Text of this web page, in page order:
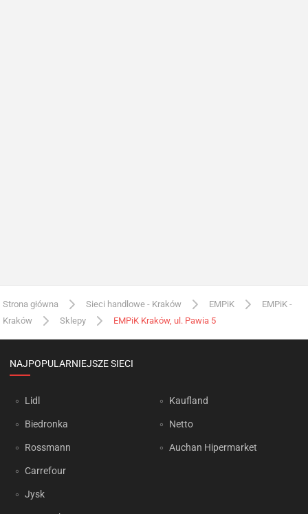
Strona główna Sieci handlowe - Kraków EMPiK
EMPiK -
Kraków
Sklepy EMPiK Kraków, ul. Pawia 5
NAJPOPULARNIEJSZE SIECI
Lidl
Biedronka
Rossmann
Carrefour
Jysk
Kaufland
Netto
Auchan Hipermarket